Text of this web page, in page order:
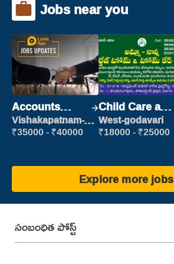
Jobs near you
Accounts
Clerk
Vishakapatnam-
new
₹35000 - ₹40000
Child Care and
Patient care
West-godavari
₹18000 - ₹25000
Explore more jobs
సంబంధిత పోస్ట్